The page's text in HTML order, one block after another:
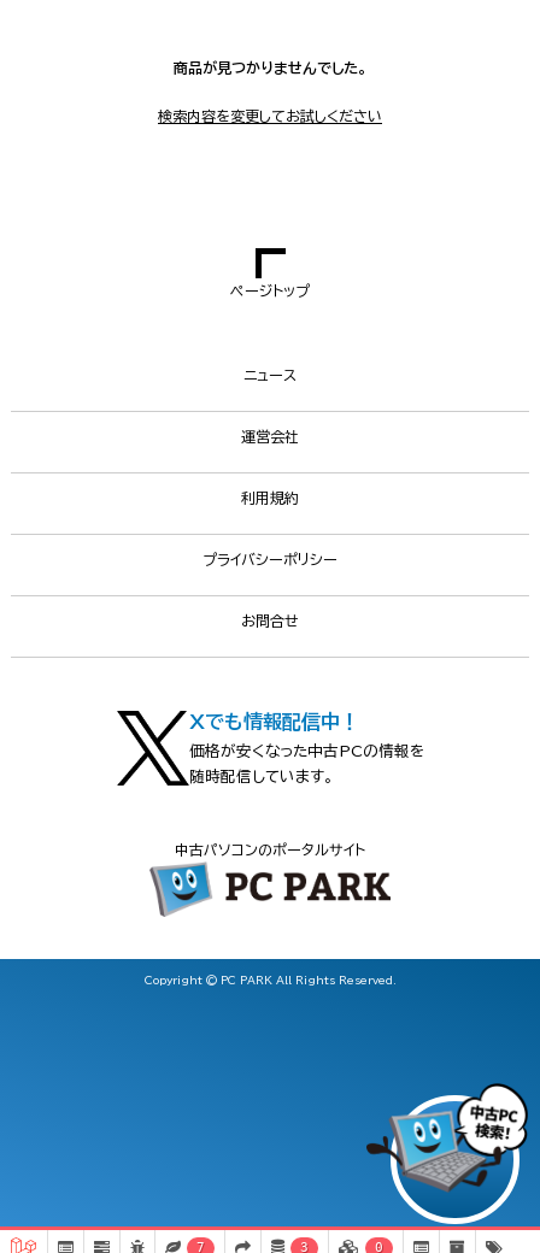
商品が見つかりませんでした。
検索内容を変更してお試しください
ページトップ
ニュース
運営会社
利用規約
プライバシーポリシー
お問合せ
Xでも情報配信中！
価格が安くなった中古PCの情報を
随時配信しています。
中古パソコンのポータルサイト
Copyright © PC PARK All Rights Reserved.
7 3 0